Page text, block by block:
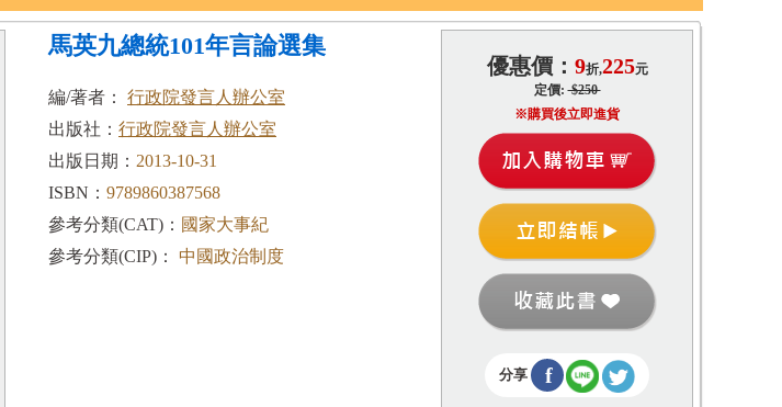
馬英九總統101年言論選集
編/著者： 行政院發言人辦公室
出版社： 行政院發言人辦公室
出版日期： 2013-10-31
ISBN： 9789860387568
參考分類(CAT)： 國家大事紀
參考分類(CIP)：
中國政治制度
優惠價： 9折,225元
定價:$250
※購買後立即進貨
分享 f